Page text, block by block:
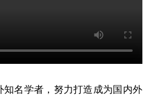
名学者，努力打造成为国内外